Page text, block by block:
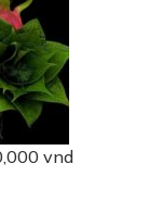
vnd